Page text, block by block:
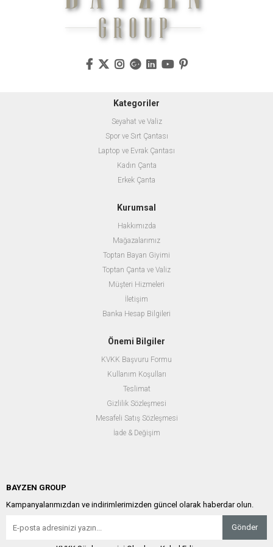
Kategoriler
Seyahat ve Valiz
Spor ve Sırt Çantası
Laptop ve Evrak Çantası
Kadın Çanta
Erkek Çanta
Kurumsal
Hakkımızda
Mağazalarımız
Toptan Bayan Giyimi
Toptan Çanta ve Valiz
Müşteri Hizmeleri
İletişim
Banka Hesap Bilgileri
Önemi Bilgiler
KVKK Başvuru Formu
Kullanım Koşulları
Teslimat
Gizlilik Sözleşmesi
Mesafeli Satış Sözleşmesi
İade & Değişim
BAYZEN GROUP
Kampanyalarımızdan ve indirimlerimizden güncel olarak haberdar olun.
Gönder